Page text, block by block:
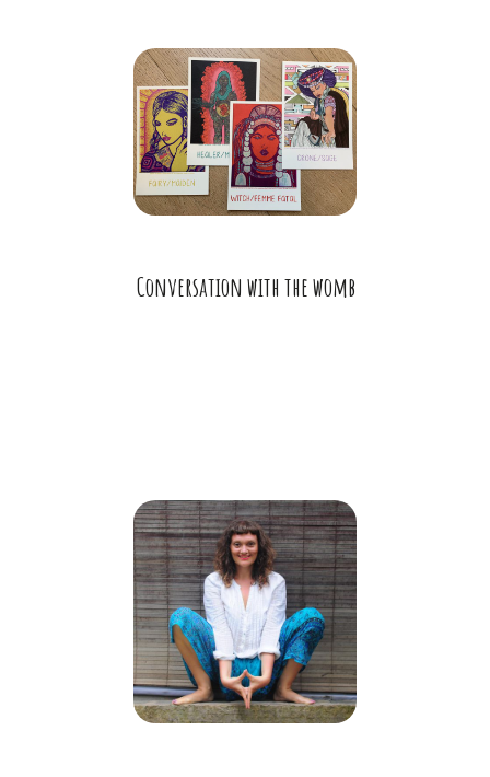
Conversation with the womb